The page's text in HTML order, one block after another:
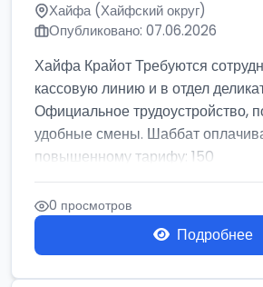
Хайфа (Хайфский округ)
Опубликовано: 07.06.2026
Хайфа Крайот Требуются
кассовую линию и в отдел
Официальное трудоустройство,
удобные смены. Шаббат
повышенному тарифу: 150
0 просмотров
Подробнее